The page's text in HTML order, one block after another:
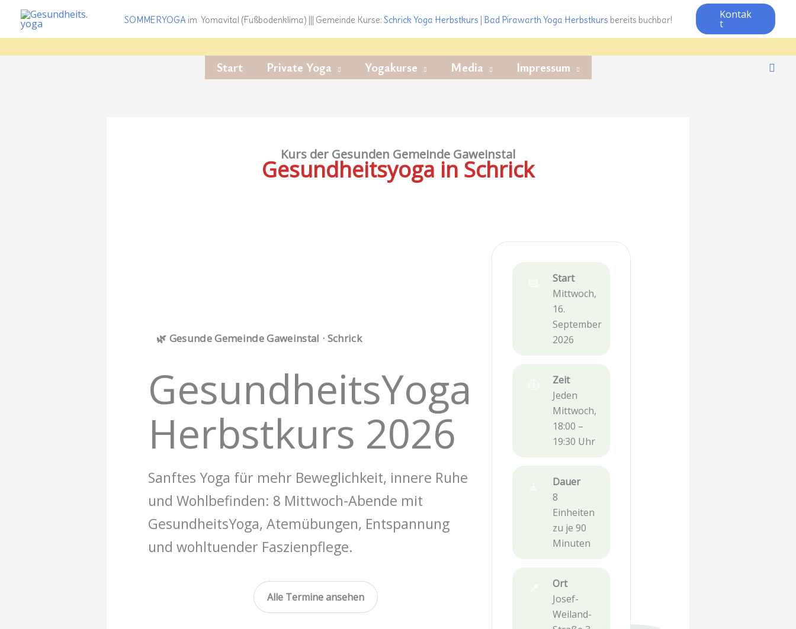
Inhalt
springen
SOMMERYOGA im Yomavital (Fußbodenklima) ||| Gemeinde Kurse: Schrick Yoga Herbstkurs Bad Pirawarth Yoga Herbstkurs bereits buchbar! Kontak
t
Start Private Yoga Yogakurse Media Impressum
Kurs der Gesunden Gemeinde Gaweinstal
Gesundheitsyoga in Schrick
🌿 Gesunde Gemeinde Gaweinstal · Schrick
GesundheitsYoga
Herbstkurs 2026
Sanftes Yoga für mehr Beweglichkeit, innere Ruhe
und Wohlbefinden: 8 Mittwoch-Abende mit
GesundheitsYoga, Atemübungen, Entspannung
und wohltuender Faszienpflege.
Alle Termine ansehen
Start
Mittwoch,
16.
September
2026
Zeit
Jeden
Mittwoch,
18:00 –
19:30 Uhr
Dauer
8
Einheiten
zu je 90
Minuten
Ort
Josef-
Weiland-